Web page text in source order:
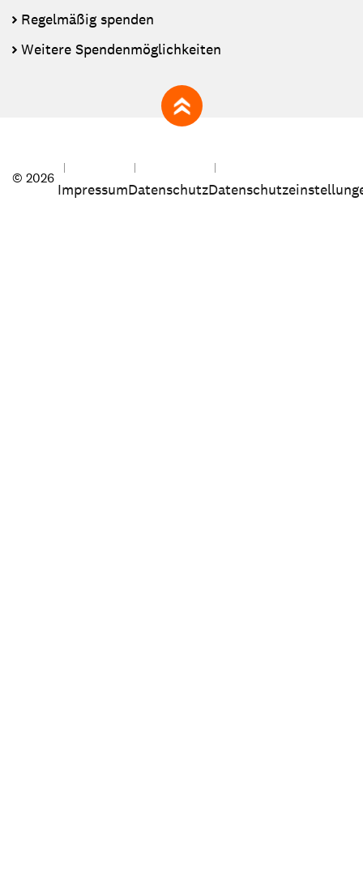
Regelmäßig spenden
Weitere Spendenmöglichkeiten
zum Seitenanfang
© 2026
ImpressumDatenschutz